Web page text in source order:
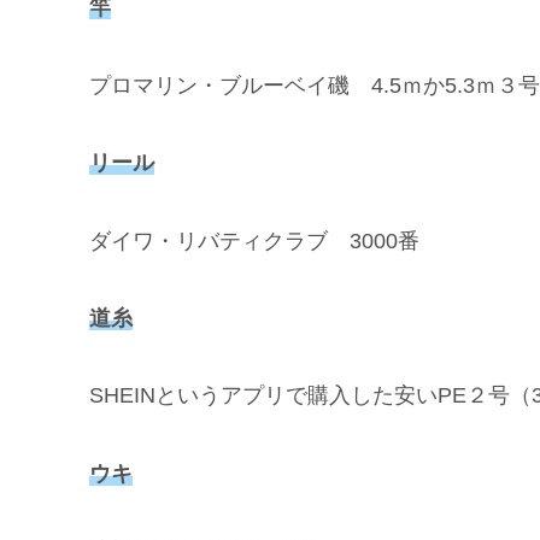
竿
プロマリン・ブルーベイ磯 4.5ｍか5.3ｍ３号
リール
ダイワ・リバティクラブ 3000番
道糸
SHEINというアプリで購入した安いPE２号（
ウキ